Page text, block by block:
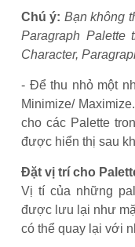
Chú ý: Bạn không
Paragraph Palette
Character,
- Để thu nhỏ một
Minimize/
cho các Palette
được hiển thị sau
Đặt vị trí cho
Vị tí của những
được lưu lại như
có thể quay lại với